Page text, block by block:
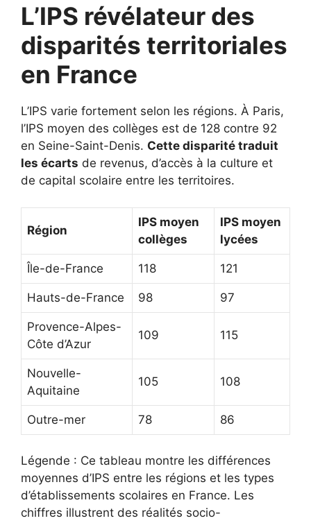
L’IPS révélateur des
disparités territoriales
en France
L’IPS varie fortement selon les régions. À Paris,
l’IPS moyen des collèges est de 128 contre 92
en Seine-Saint-Denis. Cette disparité traduit
les écarts de revenus, d’accès à la culture et
de capital scolaire entre les territoires.
Région
IPS moyen
collèges
IPS moyen
lycées
Île-de-France 118 121
Hauts-de-France 98 97
Provence-Alpes-
Côte d’Azur
109 115
Nouvelle-
Aquitaine
105 108
Outre-mer 78 86
Légende : Ce tableau montre les différences
moyennes d’IPS entre les régions et les types
d’établissements scolaires en France. Les
chiffres illustrent des réalités socio-